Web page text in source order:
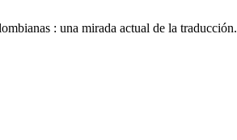
: una mirada actual de la traducción.